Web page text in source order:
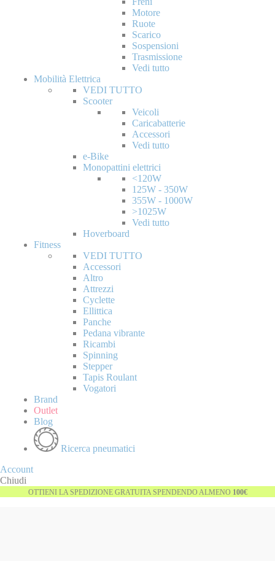
Motore
Ruote
Scarico
Sospensioni
Trasmissione
Vedi tutto
Mobilità Elettrica
VEDI TUTTO
Scooter
Veicoli
Caricabatterie
Accessori
Vedi tutto
e-Bike
Monopattini elettrici
<120W
125W - 350W
355W - 1000W
>1025W
Vedi tutto
Hoverboard
Fitness
VEDI TUTTO
Accessori
Altro
Attrezzi
Cyclette
Ellittica
Panche
Pedana vibrante
Ricambi
Spinning
Stepper
Tapis Roulant
Vogatori
Brand
Outlet
Blog
Ricerca pneumatici
Account
Chiudi
OTTIENI LA SPEDIZIONE GRATUITA SPENDENDO ALMENO 100€